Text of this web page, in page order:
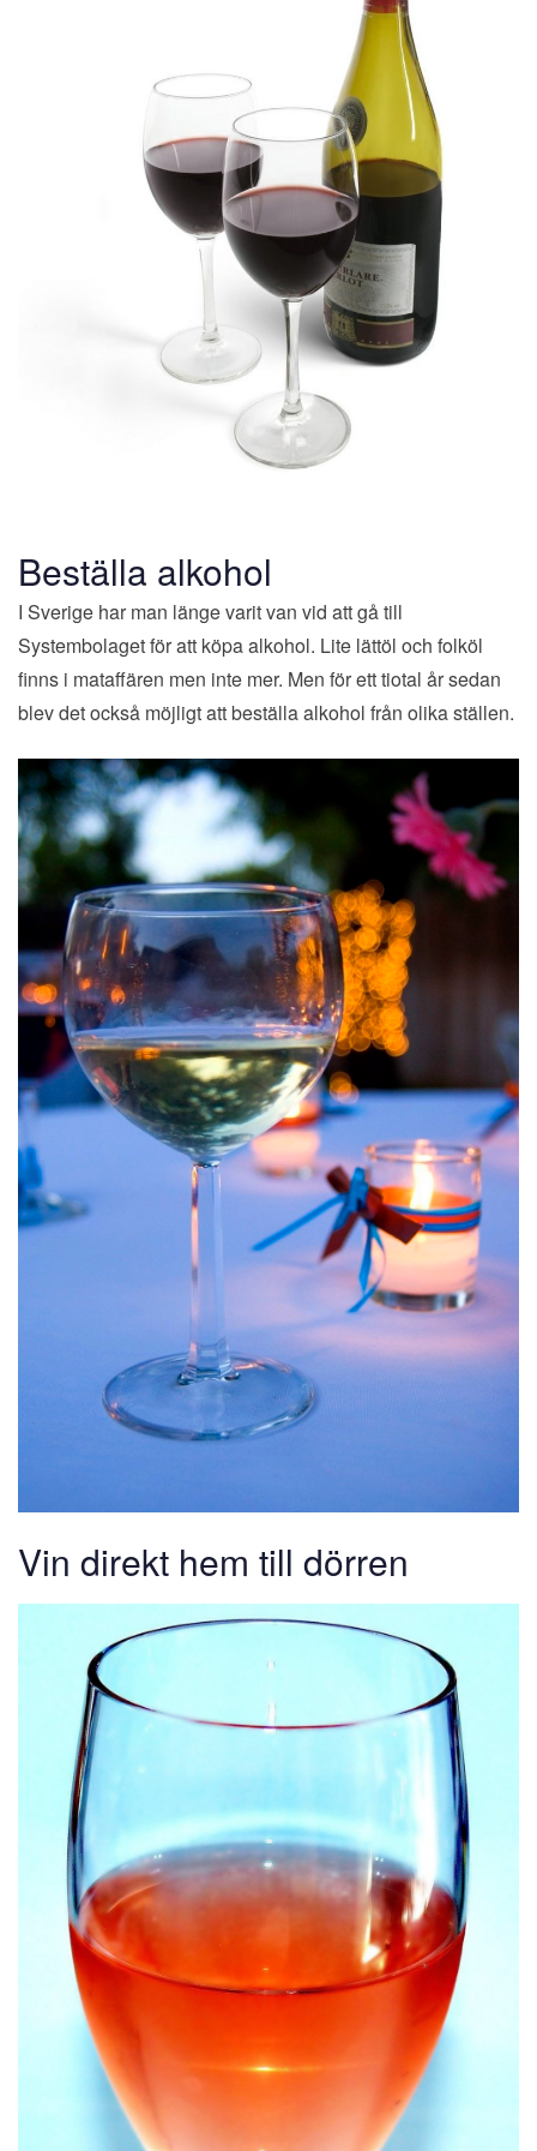
Beställa alkohol
I Sverige har man länge varit van vid att gå till
Systembolaget för att köpa alkohol. Lite lättöl och folköl
finns i mataffären men inte mer. Men för ett tiotal år sedan
blev det också möjligt att beställa alkohol från olika ställen.
Vin direkt hem till dörren